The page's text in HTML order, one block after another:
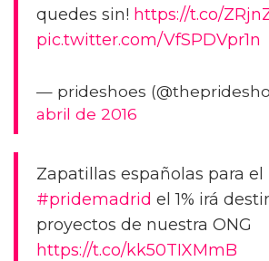
quedes sin! https://t.co/
pic.twitter.com/VfSPDVpr1n
— prideshoes
abril de 2016
Zapatillas españolas para el
#pridemadrid el 1% irá
proyectos de nuestra ONG
https://t.co/kk50TIXMmB